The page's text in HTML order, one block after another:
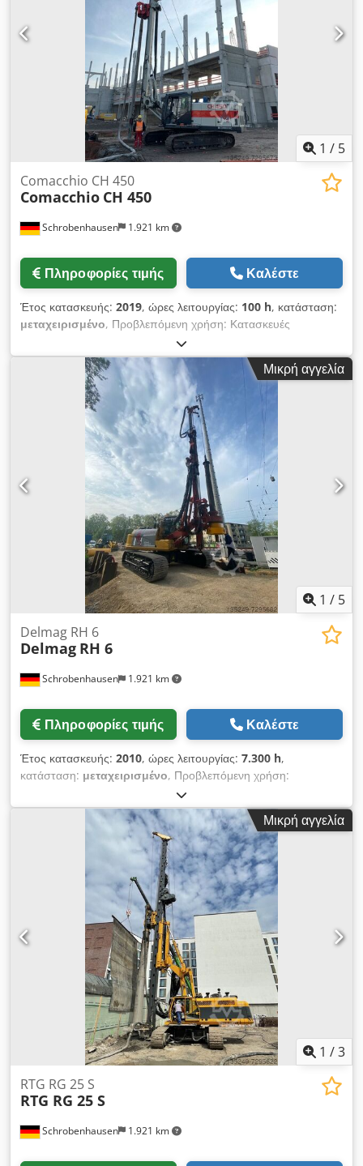
1 / 5
Schrobenhausen 1.921 km
Comacchio CH 450
Comacchio CH 450
Πληροφορίες τιμής Καλέστε
Έτος κατασκευής: 2019, ώρες λειτουργίας: 100 h, κατάσταση:
μεταχειρισμένο, Προβλεπόμενη χρήση: Κατασκευές
Επικοινωνήστε με τον Mohamad Fattah Ahmad για
περισσότερες πληροφορίες. Κινητήρας τρυπανιού Comacchio
Ροπή ροπής max.190 kNm Κινητήρας Cummins 201 kW Εγώ
λεπτομέρειες κατόπιν αιτήματος Dcsdpfeh Tyz Hox Aqgsk
Μικρή αγγελία
1 / 5
Schrobenhausen 1.921 km
Delmag RH 6
Delmag RH 6
Πληροφορίες τιμής Καλέστε
Έτος κατασκευής: 2010, ώρες λειτουργίας: 7.300 h,
κατάσταση: μεταχειρισμένο, Προβλεπόμενη χρήση:
Κατασκευές Επικοινωνήστε με τον Mohamad Fattah Ahmad
για περισσότερες πληροφορίες. Dcedpfx Ash Ty Aceqgsk
Φορέας βάσης CAT 312 Κινητήρας 67 kW Τραπέζι τρυπανιών
BT 60 / 60 kNm Kelly K 298 4/15m Βαρούλκο τροφοδοσίας
ελκτικής δύναμης 100 kN Κύριο βαρούλκο ελκτικής δύναμης
100 kN Συνολικό βάρος 26200 kg Μηχανή LOW HEAD!
Μικρή αγγελία
1 /3
Schrobenhausen 1.921 km
RTG RG 25 S
RTG RG 25 S